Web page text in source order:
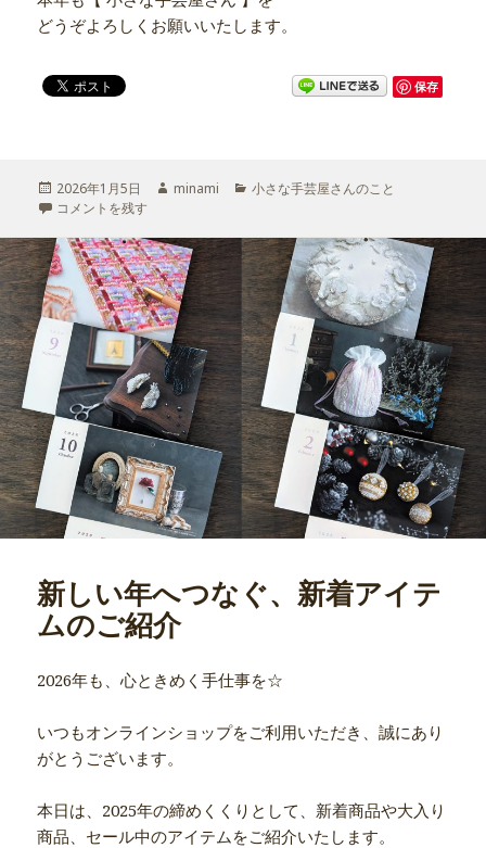
どうぞよろしくお願いいたします。
保存
投
稿
2026年1月5日
作
minami
カ
リ
ー
小さな手芸屋さんのこと
2026年もよろしくお願いいたします♪ に
コメントを残す
新しい年へつなぐ、新着アイテ
ムのご紹介
2026年も、心ときめく手仕事を☆
いつもオンラインショップをご利用いただき、誠にあり
がとうございます。
本日は、2025年の締めくくりとして、新着商品や大入り
商品、セール中のアイテムをご紹介いたします。